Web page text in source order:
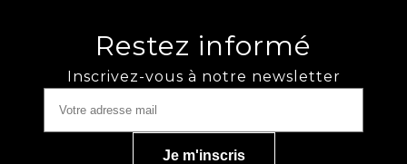
Restez informé
Inscrivez-vous à notre newsletter